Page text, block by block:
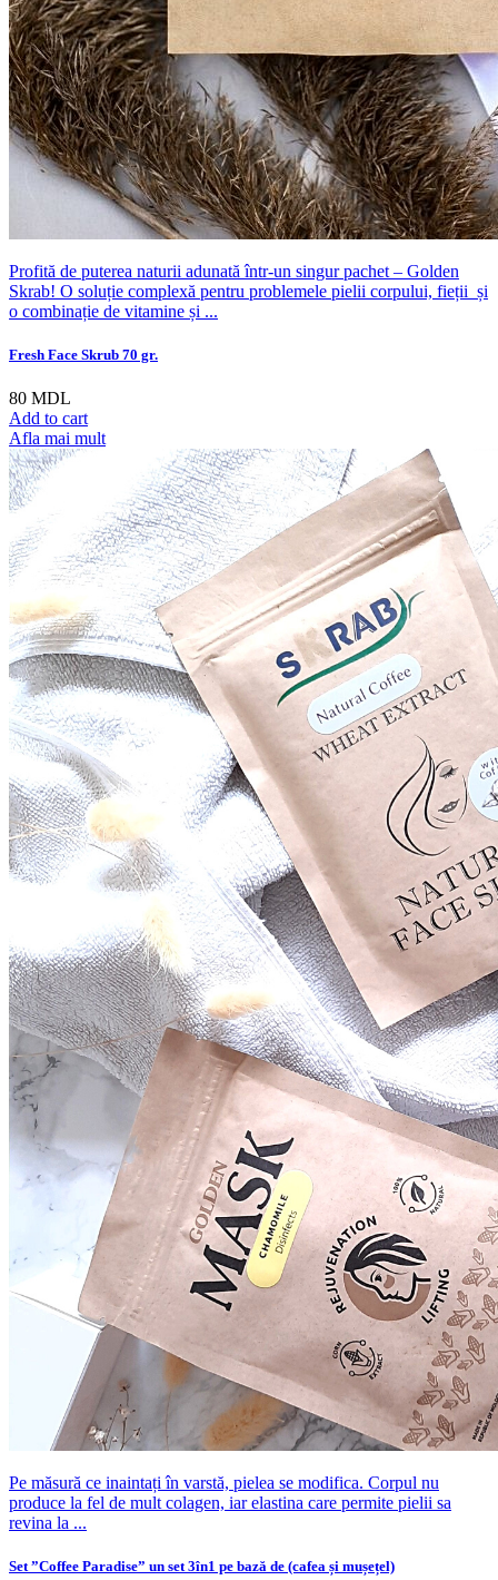
Profită de puterea naturii adunată într-un singur pachet – Golden
Skrab! O soluție complexă pentru problemele pielii corpului, fieții și
o combinație de vitamine și ...
Fresh Face Skrub 70 gr.
80 MDL
Add to cart
Afla mai mult
Pe măsură ce inaintați în varstă, pielea se modifica. Corpul nu
produce la fel de mult colagen, iar elastina care permite pielii sa
revina la ...
Set ”Coffee Paradise” un set 3în1 pe bază de (cafea și mușețel)